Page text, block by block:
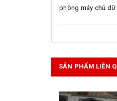
phòng máy chủ dữ
SẢN PHẨM LIÊN